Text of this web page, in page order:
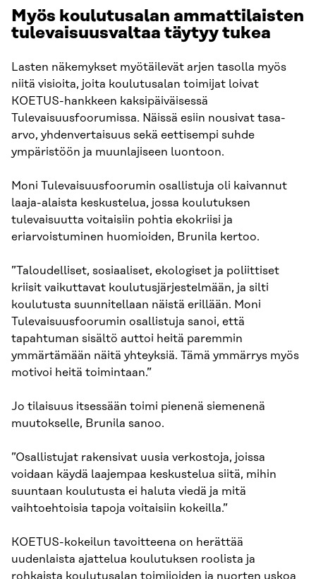
Myös koulutusalan ammattilaisten
tulevaisuusvaltaa täytyy tukea
Lasten näkemykset myötäilevät arjen tasolla myös
niitä visioita, joita koulutusalan toimijat loivat
KOETUS-hankkeen kaksipäiväisessä
Tulevaisuusfoorumissa. Näissä esiin nousivat tasa-
arvo, yhdenvertaisuus sekä eettisempi suhde
ympäristöön ja muunlajiseen luontoon.
Moni Tulevaisuusfoorumin osallistuja oli kaivannut
laaja-alaista keskustelua, jossa koulutuksen
tulevaisuutta voitaisiin pohtia ekokriisi ja
eriarvoistuminen huomioiden, Brunila kertoo.
”Taloudelliset, sosiaaliset, ekologiset ja poliittiset
kriisit vaikuttavat koulutusjärjestelmään, ja silti
koulutusta suunnitellaan näistä erillään. Moni
Tulevaisuusfoorumin osallistuja sanoi, että
tapahtuman sisältö auttoi heitä paremmin
ymmärtämään näitä yhteyksiä. Tämä ymmärrys myös
motivoi heitä toimintaan.”
Jo tilaisuus itsessään toimi pienenä siemenenä
muutokselle, Brunila sanoo.
”Osallistujat rakensivat uusia verkostoja, joissa
voidaan käydä laajempaa keskustelua siitä, mihin
suuntaan koulutusta ei haluta viedä ja mitä
vaihtoehtoisia tapoja voitaisiin kokeilla.”
KOETUS-kokeilun tavoitteena on herättää
uudenlaista ajattelua koulutuksen roolista ja
rohkaista koulutusalan toimijoiden ja nuorten uskoa